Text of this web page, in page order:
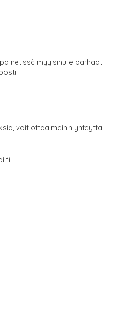
netissä myy sinulle parhaat
voit ottaa meihin yhteyttä